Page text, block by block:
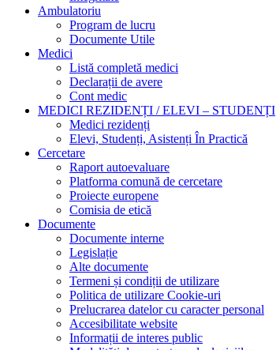
Ambulatoriu
Program de lucru
Documente Utile
Medici
Listă completă medici
Declarații de avere
Cont medic
MEDICI REZIDENȚI / ELEVI – STUDENȚI
Medici rezidenți
Elevi, Studenți, Asistenți În Practică
Cercetare
Raport autoevaluare
Platforma comună de cercetare
Proiecte europene
Comisia de etică
Documente
Documente interne
Legislație
Alte documente
Termeni și condiții de utilizare
Politica de utilizare Cookie-uri
Prelucrarea datelor cu caracter personal
Accesibilitate website
Informații de interes public